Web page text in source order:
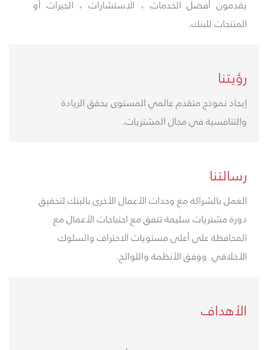
يقدمون أفضل الخدمات ، الاستشارات ، الخبرات أو
المنتجات للبنك.
​رؤيتنا
إيجاد نموذج متقدم عالمي المستوى يحقق الريادة
والتنافسية في مجال المشتريات.
​رسالتنا
العمل بالشراكة مع وحدات الأعمال الأخرى بالبنك لتحقيق
دورة مشتريات سليمة تتفق مع احتياجات الأعمال مع
المحافظة على أعلى مستويات الاحتراف والسلوك
الأخلاقي ووفق الأنظمة واللوائح.
​الأهداف